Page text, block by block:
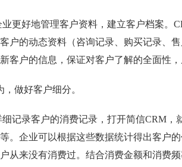
更好地管理客户资料，建立客户档案。
户的动态资料（咨询记录、购买记录、
客户的信息，保证对客户了解的全面性
做好客户细分。
记录客户的消费记录，打开简信CRM
。企业可以根据这些数据统计得出客户
从来没有消费过。结合消费金额和消费